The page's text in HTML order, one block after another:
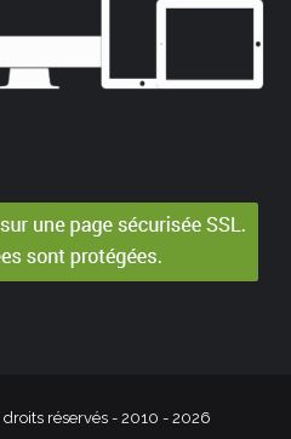
droits réservés - 2010 - 2026